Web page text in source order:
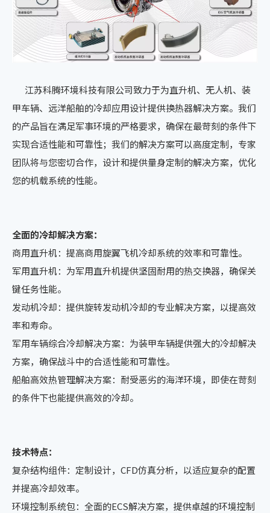
江苏科腾环境科技有限公司致力于为直升机、无人机、装
甲车辆、远洋船舶的冷却应用设计提供换热器解决方案。我们
的产品旨在满足军事环境的严格要求，确保在最苛刻的条件下
实现合适性能和可靠性；我们的解决方案可以高度定制，专家
团队将与您密切合作，设计和提供量身定制的解决方案，优化
您的机载系统的性能。
全面的冷却解决方案：
商用直升机：提高商用旋翼飞机冷却系统的效率和可靠性。
军用直升机：为军用直升机提供坚固耐用的热交换器，确保关
键任务性能。
发动机冷却：提供旋转发动机冷却的专业解决方案，以提高效
率和寿命。
军用车辆综合冷却解决方案：为装甲车辆提供强大的冷却解决
方案，确保战斗中的合适性能和可靠性。
船舶高效热管理解决方案：耐受恶劣的海洋环境，即使在苛刻
的条件下也能提供高效的冷却。
技术特点：
复杂结构组件：定制设计，CFD仿真分析，以适应复杂的配置
并提高冷却效率。
环境控制系统包：全面的ECS解决方案，提供卓越的环境控制